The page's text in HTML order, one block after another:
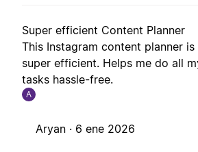
Super efficient Content Planner
This Instagram content planner is
super efficient. Helps me do all
tasks hassle-free.
A
Aryan · 6 ene 2026